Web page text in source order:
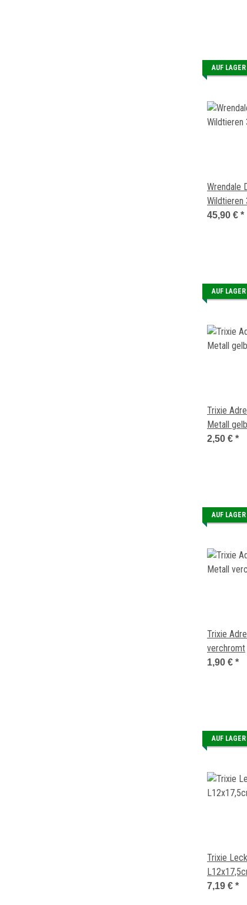
AUF LAGER
Wrendale
Wildtieren
45,90 € *
AUF LAGER
Trixie
Metall
2,50 € *
AUF LAGER
Trixie
verchromt
1,90 € *
AUF LAGER
Trixie
7,19 € *